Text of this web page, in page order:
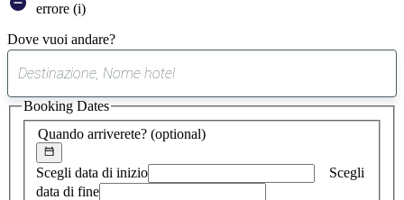
errore (i)
Dove vuoi andare?
suggerimento
trovato
Quando arriverete? (optional)
Scegli data di inizio
Scegli
data di fine
Booking Dates